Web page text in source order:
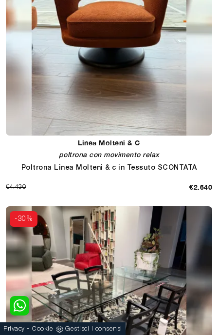
Linea Molteni & C
poltrona con movimento relax
Poltrona Linea Molteni & c in Tessuto SCONTATA
€4.430 €2.640
-30%
Privacy - Cookie Gestisci i consensi